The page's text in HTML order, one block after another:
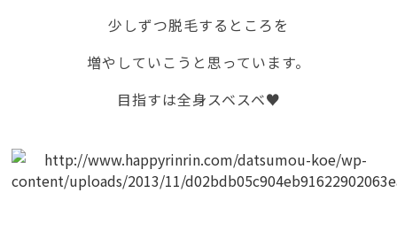
少しずつ脱毛するところを
増やしていこうと思っています。
目指すは全身スベスベ♥